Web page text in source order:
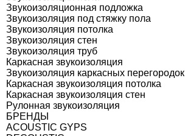
Звукоизоляционная подложка
Звукоизоляция под стяжку пола
Звукоизоляция потолка
Звукоизоляция стен
Звукоизоляция труб
Каркасная звукоизоляция
Звукоизоляция каркасных перегородок
Каркасная звукоизоляция потолка
Каркасная звукоизоляция стен
Рулонная звукоизоляция
БРЕНДЫ
ACOUSTIC GYPS